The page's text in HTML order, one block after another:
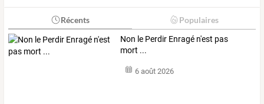
Récents Populaires
Non le Perdir Enragé n'est pas
mort ...
6 août 2026